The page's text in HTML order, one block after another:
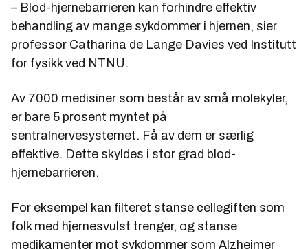
– Blod-hjernebarrieren kan forhindre effektiv
behandling av mange sykdommer i hjernen, sier
professor Catharina de Lange Davies ved Institutt
for fysikk ved NTNU.
Av 7000 medisiner som består av små molekyler,
er bare 5 prosent myntet på
sentralnervesystemet. Få av dem er særlig
effektive. Dette skyldes i stor grad blod-
hjernebarrieren.
For eksempel kan filteret stanse cellegiften som
folk med hjernesvulst trenger, og stanse
medikamenter mot sykdommer som Alzheimer